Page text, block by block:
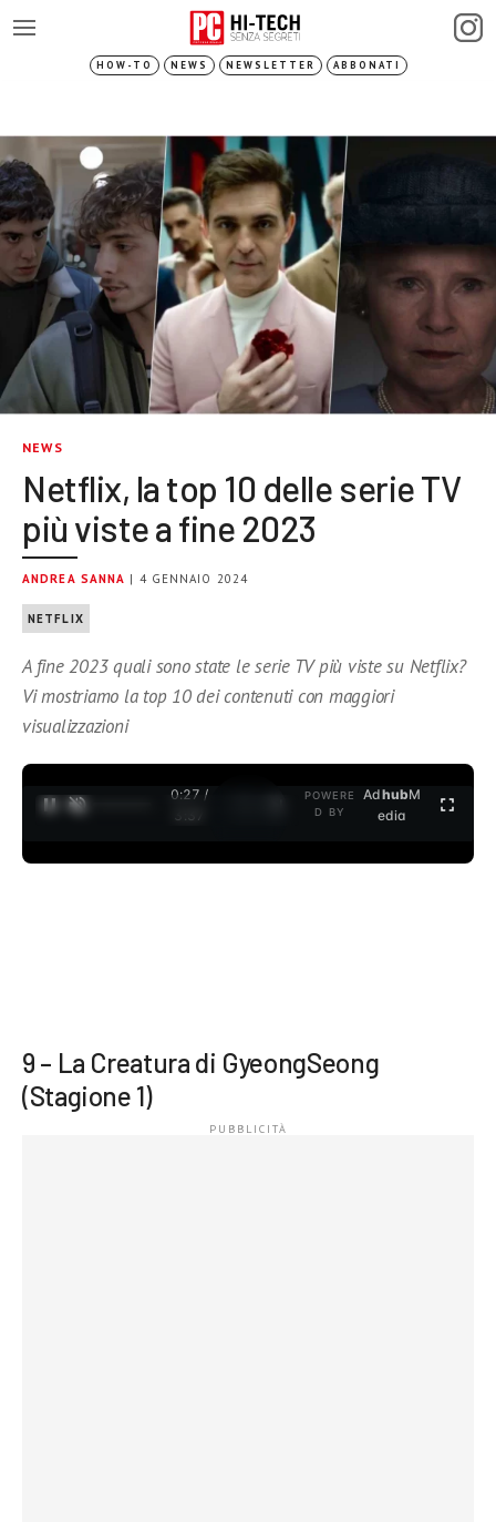
HOW-TO NEWS NEWSLETTER ABBONATI
NEWS
Netflix, la top 10 delle serie TV
più viste a fine 2023
ANDREA SANNA | 4 GENNAIO 2024
NETFLIX
A fine 2023 quali sono state le serie TV più viste su Netflix?
Vi mostriamo la top 10 dei contenuti con maggiori
visualizzazioni
0:27 /
3:37
POWERE
D BY
AdhubM
edia
9 – La Creatura di GyeongSeong
(Stagione 1)